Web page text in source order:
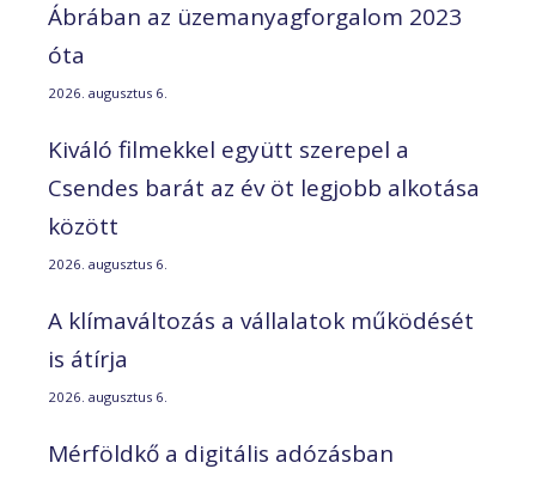
Ábrában az üzemanyagforgalom 2023
óta
2026. augusztus 6.
Kiváló filmekkel együtt szerepel a
Csendes barát az év öt legjobb alkotása
között
2026. augusztus 6.
A klímaváltozás a vállalatok működését
is átírja
2026. augusztus 6.
Mérföldkő a digitális adózásban